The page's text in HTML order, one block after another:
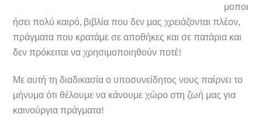
μοποι
ήσει πολύ καιρό, βιβλία που δεν μας χρειάζονται πλέον,
πράγματα που κρατάμε σε αποθήκες και σε πατάρια και
δεν πρόκειται να χρησιμοποιηθούν ποτέ!
Με αυτή τη διαδικασία ο υποσυνείδητος νους παίρνει το
μήνυμα ότι θέλουμε να κάνουμε χώρο στη ζωή μας για
καινούργια πράγματα!